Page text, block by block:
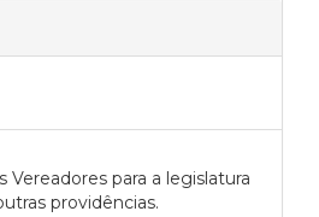
Vereadores para a legislatura
providências.